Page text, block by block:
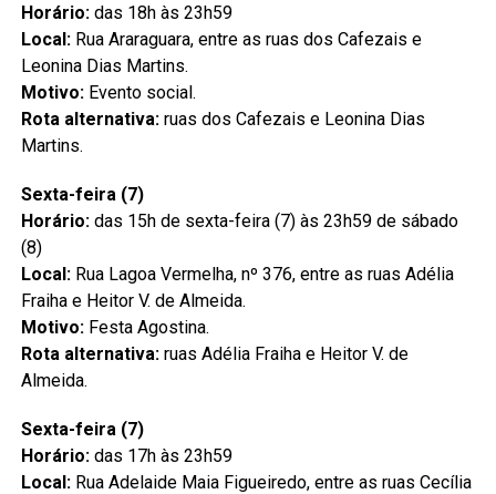
Horário:das 18h às 23h59
Local:Rua Araraguara, entre as ruas dos Cafezais e
Leonina Dias Martins.
Motivo:Evento social.
Rota alternativa:ruas dos Cafezais e Leonina Dias
Martins.
Sexta-feira (7)
Horário:das 15h de sexta-feira (7) às 23h59 de sábado
(8)
Local:Rua Lagoa Vermelha, nº 376, entre as ruas Adélia
Fraiha e Heitor V. de Almeida.
Motivo:Festa Agostina.
Rota alternativa:ruas Adélia Fraiha e Heitor V. de
Almeida.
Sexta-feira (7)
Horário:das 17h às 23h59
Local:Rua Adelaide Maia Figueiredo, entre as ruas Cecília